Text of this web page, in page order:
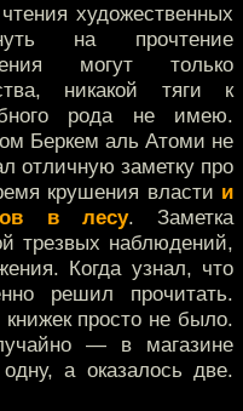
художественных
на прочтение
могут только
никакой тяги к
рода не имею.
Беркем аль Атоми не
отличную заметку про
крушения власти и
в лесу. Заметка
трезвых наблюдений,
Когда узнал, что
решил прочитать.
просто не было.
— в магазине
а оказалось две.